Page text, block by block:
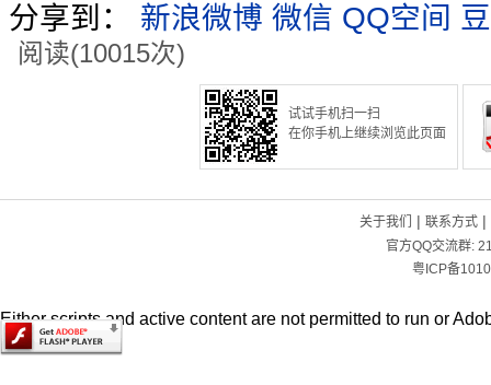
分享到： 新浪微博 微信 QQ空间
阅读(10015次)
试试手机扫一扫
在你手机上继续浏览此页面
关于我们 | 联系方式|
官方QQ交流群:
粤ICP备
Either scripts and active content are not permitted to run or